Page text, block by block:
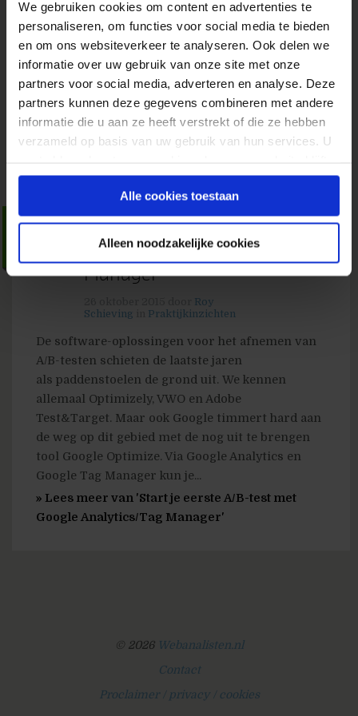
We gebruiken cookies om content en advertenties te
personaliseren, om functies voor social media te bieden
en om ons websiteverkeer te analyseren. Ook delen we
informatie over uw gebruik van onze site met onze
partners voor social media, adverteren en analyse. Deze
partners kunnen deze gegevens combineren met andere
informatie die u aan ze heeft verstrekt of die ze hebben
verzameld op basis van uw gebruik van hun services. U
gebruiken.
Alle cookies toestaan
Alleen noodzakelijke cookies
Start je eerste A/B-test met
Google Analytics/Tag
Manager
Roy
Schieving
Praktijkinzichten
De software-oplossingen voor het afnemen van
A/B-testen schieten de laatste jaren
als paddenstoelen de grond uit. We kennen
allemaal Optimizely, VWO en Adobe
Test&Target. Maar ook Google timmert hard aan
de weg op dit gebied met de nog uit te brengen
tool Google Optimize. Via Google Analytics en
Google Tag Manager kun je...
» Lees meer van 'Start je eerste A/B-test met
Google Analytics/Tag Manager'
© 2026 Webanalisten.nl
Contact
Proclaimer / privacy / cookies